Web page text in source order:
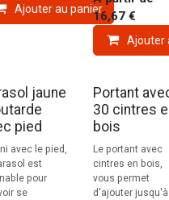
Ajouter au panier16,67€
Ajouter
jaune
pied
avec le pied,
est
pour
se
Portant
30 cintres
bois
Le portant avec
cintres en bois,
vous permet
d'ajouter jusqu'à